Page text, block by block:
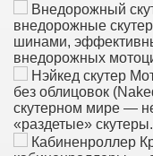
Внедорожный
внедорожные
шинами,
внедорожных
Нэйкед скутер
без облицовок
скутерном мире —
«раздетые» скутеры.
Кабиненроллер